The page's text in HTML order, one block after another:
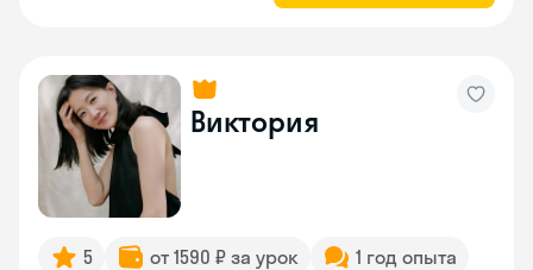
Виктория
5 от 1590 ₽ за урок 1 год опыта